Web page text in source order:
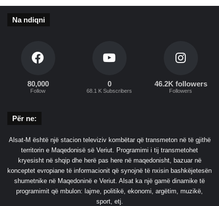
Na ndiqni
80,000
Follow
0
68.1 K Subscribers
46.2K followers
Followers
Për ne:
Alsat-M është një stacion televiziv kombëtar që transmeton në të gjithë
territorin e Maqedonisë së Veriut. Programimi i tij transmetohet
kryesisht në shqip dhe herë pas here në maqedonisht, bazuar në
konceptet evropiane të informacionit që synojnë të nxisin bashkëjetesën
shumetnike në Maqedoninë e Veriut. Alsat ka një gamë dinamike të
programimit që mbulon: lajme, politikë, ekonomi, argëtim, muzikë,
sport, etj.